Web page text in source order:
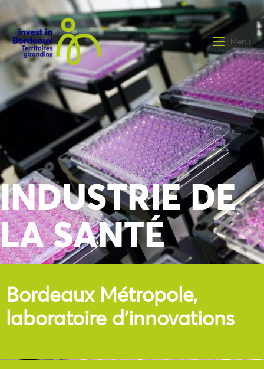
Menu
INDUSTRIE DE
LA SANTÉ
Bordeaux Métropole,
laboratoire d’innovations